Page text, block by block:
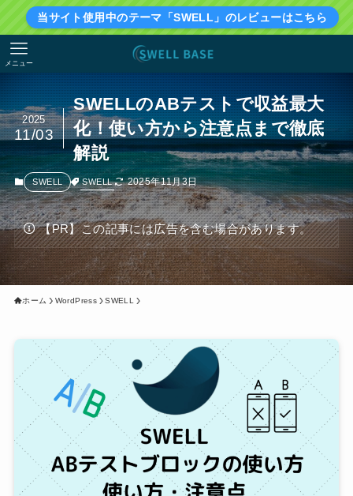
当サイト使用中のテーマ「SWELL」のレビューはこちら
メニュー
SWELLのABテストで収益最大
化！使い方から注意点まで徹底
解説
2025
11/03
SWELL SWELL 2025年11月3日
【PR】この記事には広告を含む場合があります。
ホーム WordPress SWELL